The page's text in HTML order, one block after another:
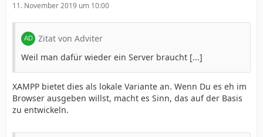
11. November 2019 um 10:00
Zitat von Adviter
Weil man dafür wieder ein Server braucht [...]
XAMPP bietet dies als lokale Variante an. Wenn Du es eh im
Browser ausgeben willst, macht es Sinn, das auf der Basis
zu entwickeln.